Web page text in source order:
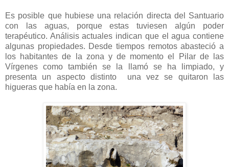
Es posible que hubiese una relación directa del Santuario
con las aguas, porque estas tuviesen algún poder
terapéutico. Análisis actuales indican que el agua contiene
algunas propiedades. Desde tiempos remotos abasteció a
los habitantes de la zona y de momento el Pilar de las
Vírgenes como también se la llamó se ha limpiado, y
presenta un aspecto distinto una vez se quitaron las
higueras que había en la zona.